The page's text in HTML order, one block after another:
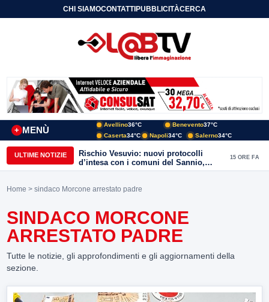
CHI SIAMOCONTATTIPUBBLICITÀCERCA
MENÙ
+
Avellino36°C Benevento37°C
Caserta34°C Napoli34°C Salerno34°C
ULTIME NOTIZIE
Rischio Vesuvio: nuovi protocolli
d’intesa con i comuni del Sannio,
firmato il protocollo con Arpaise
15 ORE FA
Home > sindaco Morcone arrestato padre
SINDACO MORCONE
ARRESTATO PADRE
Tutte le notizie, gli approfondimenti e gli aggiornamenti della
sezione.